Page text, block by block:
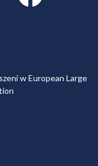
w European Large